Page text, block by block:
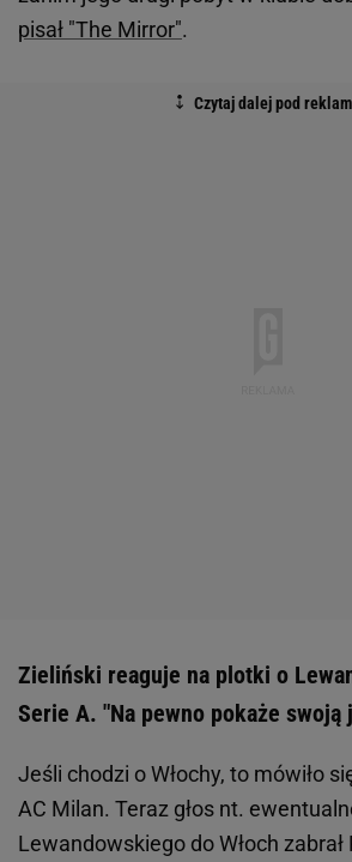
pisał "The Mirror".
Zieliński reaguje na plotki o
Serie A. "Na pewno pokaże swoją
Jeśli chodzi o Włochy, to mówiło
AC Milan. Teraz głos nt.
Lewandowskiego do Włoch zabrał